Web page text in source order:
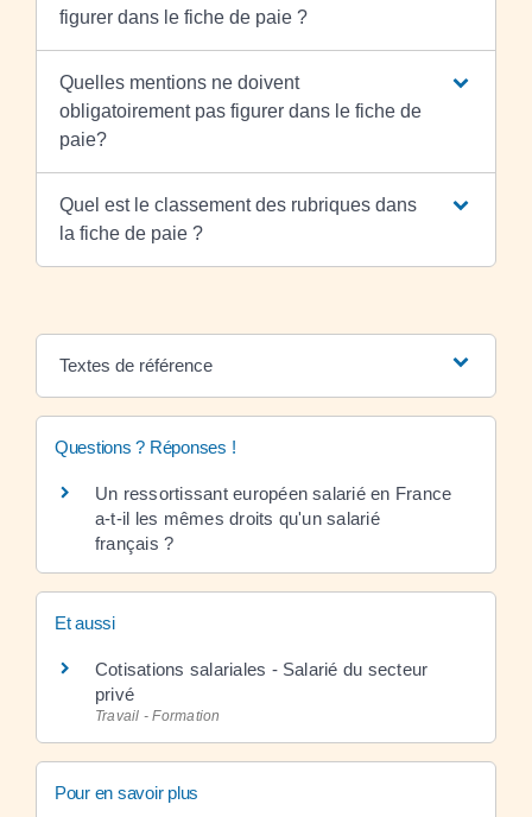
figurer dans le fiche de paie ?
Quelles mentions ne doivent
obligatoirement pas figurer dans le fiche de
paie?
Quel est le classement des rubriques dans
la fiche de paie ?
Textes de référence
Questions ? Réponses !
Un ressortissant européen salarié en France
a-t-il les mêmes droits qu'un salarié
français ?
Et aussi
Cotisations salariales - Salarié du secteur
privé
Travail - Formation
Pour en savoir plus